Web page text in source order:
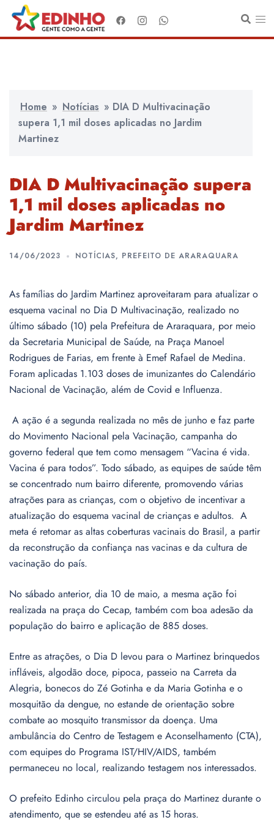
para
o
Home » Notícias » DIA D Multivacinação
supera 1,1 mil doses aplicadas no Jardim
Martinez
DIA D Multivacinação supera
1,1 mil doses aplicadas no
Jardim Martinez
14/06/2023 NOTÍCIAS, PREFEITO DE ARARAQUARA
As famílias do Jardim Martinez aproveitaram para atualizar o
esquema vacinal no Dia D Multivacinação, realizado no
último sábado (10) pela Prefeitura de Araraquara, por meio
da Secretaria Municipal de Saúde, na Praça Manoel
Rodrigues de Farias, em frente à Emef Rafael de Medina.
Foram aplicadas 1.103 doses de imunizantes do Calendário
Nacional de Vacinação, além de Covid e Influenza.
A ação é a segunda realizada no mês de junho e faz parte
do Movimento Nacional pela Vacinação, campanha do
governo federal que tem como mensagem “Vacina é vida.
Vacina é para todos”. Todo sábado, as equipes de saúde têm
se concentrado num bairro diferente, promovendo várias
atrações para as crianças, com o objetivo de incentivar a
atualização do esquema vacinal de crianças e adultos. A
meta é retomar as altas coberturas vacinais do Brasil, a partir
da reconstrução da confiança nas vacinas e da cultura de
vacinação do país.
No sábado anterior, dia 10 de maio, a mesma ação foi
realizada na praça do Cecap, também com boa adesão da
população do bairro e aplicação de 885 doses.
Entre as atrações, o Dia D levou para o Martinez brinquedos
infláveis, algodão doce, pipoca, passeio na Carreta da
Alegria, bonecos do Zé Gotinha e da Maria Gotinha e o
mosquitão da dengue, no estande de orientação sobre
combate ao mosquito transmissor da doença. Uma
ambulância do Centro de Testagem e Aconselhamento (CTA),
com equipes do Programa IST/HIV/AIDS, também
permaneceu no local, realizando testagem nos interessados.
O prefeito Edinho circulou pela praça do Martinez durante o
atendimento, que se estendeu até as 15 horas.